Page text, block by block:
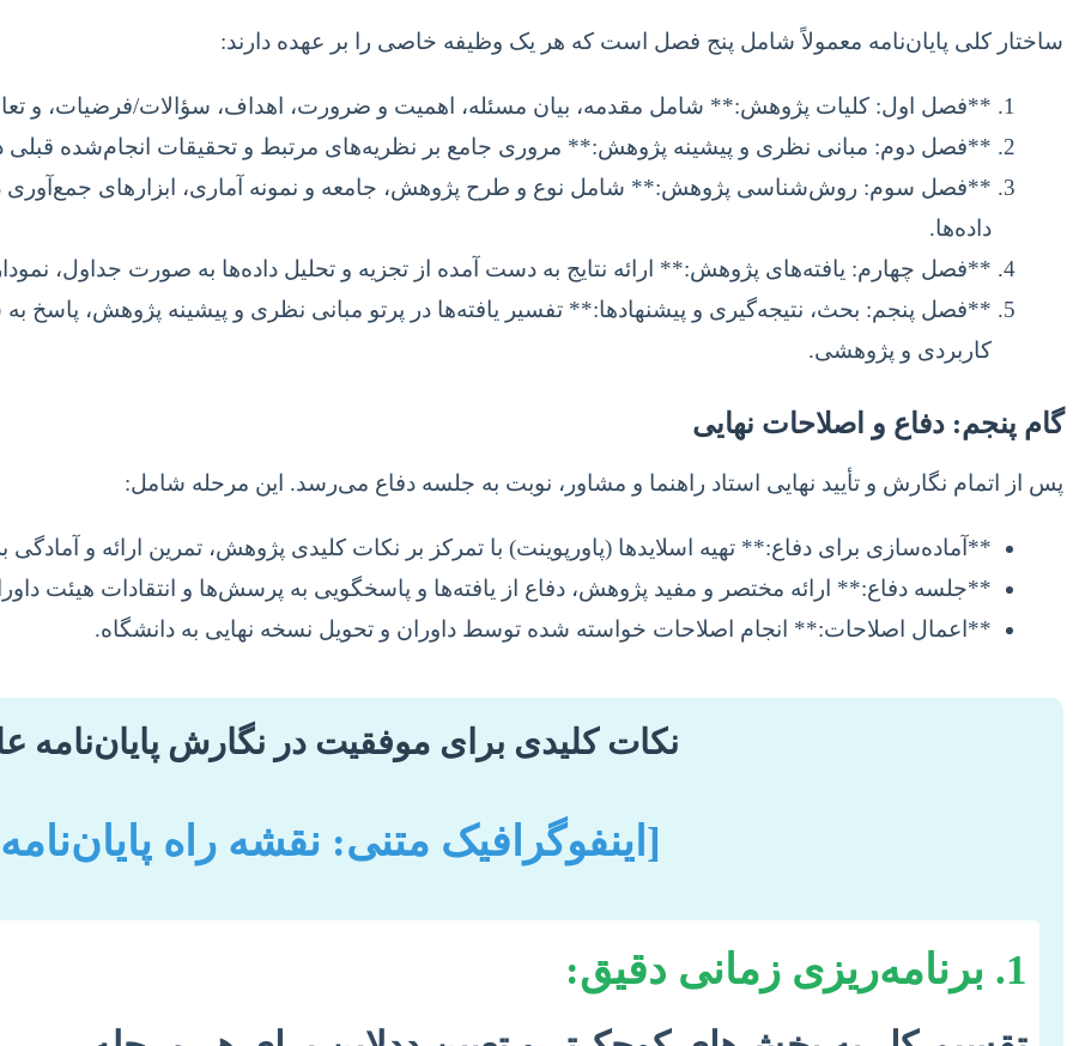
ساختار کلی پایان‌نامه معمولاً شامل پنج فصل است که هر یک وظیفه خاصی را بر عهده دارند:
**فصل اول: کلیات پژوهش:** شامل مقدمه، بیان مسئله، اهمیت و ضرورت، اهداف، سؤالات/فرضیات، و
**فصل دوم: مبانی نظری و پیشینه پژوهش:** مروری جامع بر نظریه‌های مرتبط و تحقیقات انجام‌شده قبلی
**فصل سوم: روش‌شناسی پژوهش:** شامل نوع و طرح پژوهش، جامعه و نمونه آماری، ابزارهای جمع‌آوری
داده‌ها.
**فصل چهارم: یافته‌های پژوهش:** ارائه نتایج به دست آمده از تجزیه و تحلیل داده‌ها به صورت جداول،
**فصل پنجم: بحث، نتیجه‌گیری و پیشنهادها:** تفسیر یافته‌ها در پرتو مبانی نظری و پیشینه پژوهش، پاسخ
کاربردی و پژوهشی.
گام پنجم: دفاع و اصلاحات نهایی
پس از اتمام نگارش و تأیید نهایی استاد راهنما و مشاور، نوبت به جلسه دفاع می‌رسد. این مرحله شامل:
**آماده‌سازی برای دفاع:** تهیه اسلایدها (پاورپوینت) با تمرکز بر نکات کلیدی پژوهش، تمرین ارائه و
**جلسه دفاع:** ارائه مختصر و مفید پژوهش، دفاع از یافته‌ها و پاسخگویی به پرسش‌ها و انتقادات هیئت
**اعمال اصلاحات:** انجام اصلاحات خواسته شده توسط داوران و تحویل نسخه نهایی به دانشگاه.
نکات کلیدی برای موفقیت در نگارش پایان‌نامه
[اینفوگرافیک متنی: نقشه راه
1. برنامه‌ریزی زمانی دقیق: